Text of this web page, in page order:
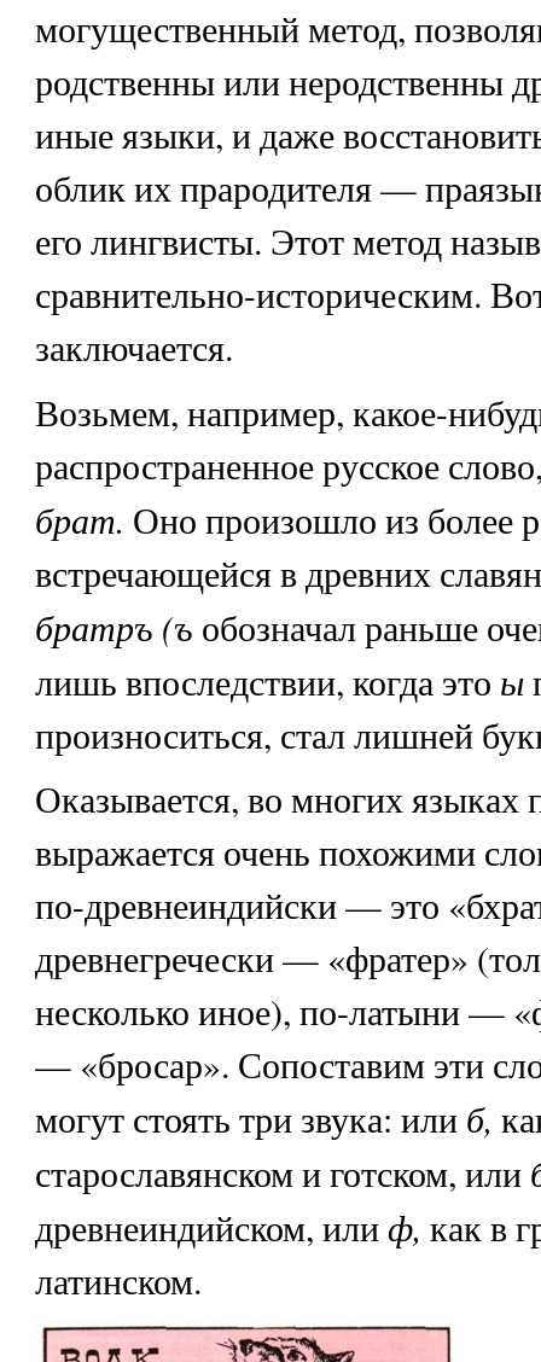
могущественный метод,
родственны или неродственны
иные языки, и даже
облик их прародителя —
его лингвисты. Этот метод
сравнительно-историческим.
заключается.
Возьмем, например, какое-
распространенное русское
брат. Оно произошло из более
встречающейся в древних
братръ (ъ обозначал раньше
лишь впоследствии, когда это ы
произноситься, стал лишней
Оказывается, во многих языках
выражается очень похожими
по-древнеиндийски — это
древнегречески — «фратер»
несколько иное), по-латыни —
— «бросар». Сопоставим эти
могут стоять три звука: или б,
старославянском и готском, или
древнеиндийском, илиф, как в
латинском.